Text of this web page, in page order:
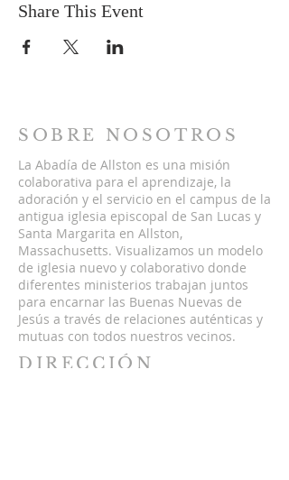
Share This Event
SOBRE NOSOTROS
La Abadía de Allston es una misión
colaborativa para el aprendizaje, la
adoración y el servicio en el campus de la
antigua iglesia episcopal de San Lucas y
Santa Margarita en Allston,
Massachusetts. Visualizamos un modelo
de iglesia nuevo y colaborativo donde
diferentes ministerios trabajan juntos
para encarnar las Buenas Nuevas de
Jesús a través de relaciones auténticas y
mutuas con todos nuestros vecinos.
DIRECCIÓN